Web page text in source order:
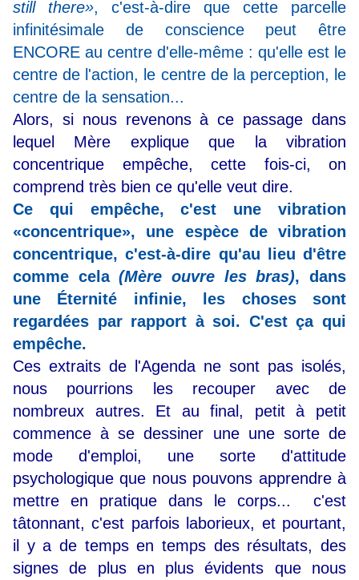
still there», c'est-à-dire que cette parcelle
infinitésimale de conscience peut être
ENCORE au centre d'elle-même : qu'elle est le
centre de l'action, le centre de la perception, le
centre de la sensation...
Alors, si nous revenons à ce passage dans
lequel Mère explique que la vibration
concentrique empêche, cette fois-ci, on
comprend très bien ce qu'elle veut dire.
Ce qui empêche, c'est une vibration
«concentrique», une espèce de vibration
concentrique, c'est-à-dire qu'au lieu d'être
comme cela(Mère ouvre les bras), dans
une Éternité infinie, les choses sont
regardées par rapport à soi. C'est ça qui
empêche.
Ces extraits de l'Agenda ne sont pas isolés,
nous pourrions les recouper avec de
nombreux autres. Et au final, petit à petit
commence à se dessiner une une sorte de
mode d'emploi, une sorte d'attitude
psychologique que nous pouvons apprendre à
mettre en pratique dans le corps... c'est
tâtonnant, c'est parfois laborieux, et pourtant,
il y a de temps en temps des résultats, des
signes de plus en plus évidents que nous